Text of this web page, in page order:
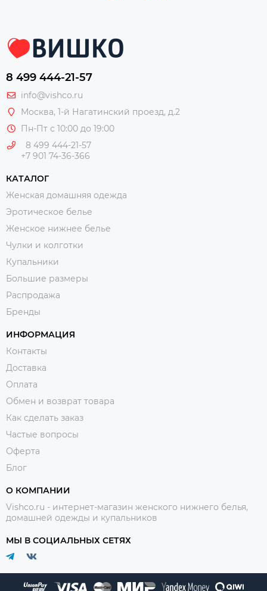
8 499 444-21-57
info@vishco.ru
Москва, 1-й Нагатинский проезд, д.2
Пн-Пт с 10:00 до 19:00
8 499 444-21-57
+7 901 74-36-366
КАТАЛОГ
Женская домашняя одежда
Эротическое белье
Женское нижнее белье
Чулки и колготки
Купальники
Большие размеры
Распродажа
Бренды
ИНФОРМАЦИЯ
Контакты
Доставка
Оплата
Обмен и возврат товара
Как сделать заказ
Частые вопросы
Оферта
Блог
О КОМПАНИИ
Vishco.ru - интернет-магазин женского нижнего белья,
домашней одежды и купальников
МЫ В СОЦИАЛЬНЫХ СЕТЯХ